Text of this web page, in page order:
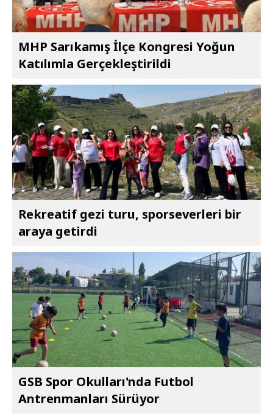
MHP Sarıkamış İlçe Kongresi Yoğun
Katılımla Gerçekleştirildi
Rekreatif gezi turu, sporseverleri bir
araya getirdi
GSB Spor Okulları'nda Futbol
Antrenmanları Sürüyor